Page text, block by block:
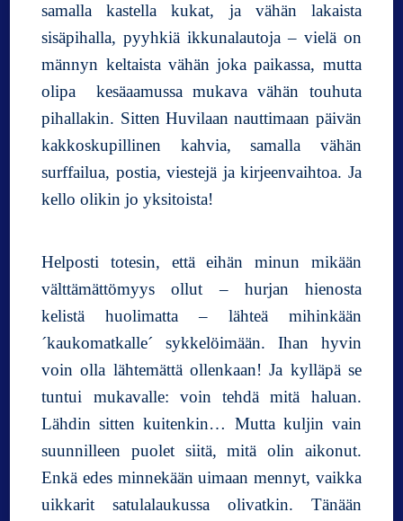
samalla kastella kukat, ja vähän lakaista
sisäpihalla, pyyhkiä ikkunalautoja – vielä on
männyn keltaista vähän joka paikassa, mutta
olipa kesäaamussa mukava vähän touhuta
pihallakin. Sitten Huvilaan nauttimaan päivän
kakkoskupillinen kahvia, samalla vähän
surffailua, postia, viestejä ja kirjeenvaihtoa. Ja
kello olikin jo yksitoista!
Helposti totesin, että eihän minun mikään
välttämättömyys ollut – hurjan hienosta
kelistä huolimatta – lähteä mihinkään
´kaukomatkalle´ sykkelöimään. Ihan hyvin
voin olla lähtemättä ollenkaan! Ja kylläpä se
tuntui mukavalle: voin tehdä mitä haluan.
Lähdin sitten kuitenkin… Mutta kuljin vain
suunnilleen puolet siitä, mitä olin aikonut.
Enkä edes minnekään uimaan mennyt, vaikka
uikkarit satulalaukussa olivatkin. Tänään